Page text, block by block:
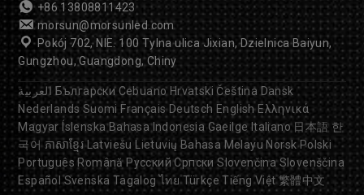
+86 13808811423
morsun@morsunled.com
Pokój 702, NIE. 100 Tylna ulica Jixian, Dzielnica Baiyun,
Gungzhou, Guangdong, Chiny
العربية Български Cebuano Hrvatski Čeština Dansk
Nederlands Suomi Français Deutsch English Ελληνικά
Magyar Íslenska Bahasa Indonesia Gaeilge Italiano 日本語 한
국어 ភាសាខ្មែរ Latviešu Lietuvių Bahasa Melayu Norsk Polski
Português Română Русский Српски Slovenčina Slovenščina
Español Svenska Tagalog ไทย Türkçe Tiếng Việt 繁體中文